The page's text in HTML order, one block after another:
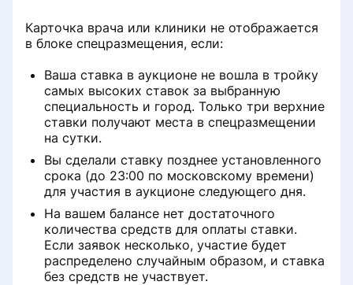
Карточка врача или клиники не отображается
в блоке спецразмещения, если:
Ваша ставка в аукционе не вошла в тройку
самых высоких ставок за выбранную
специальность и город. Только три верхние
ставки получают места в спецразмещении
на сутки.
Вы сделали ставку позднее установленного
срока (до 23:00 по московскому времени)
для участия в аукционе следующего дня.
На вашем балансе нет достаточного
количества средств для оплаты ставки.
Если заявок несколько, участие будет
распределено случайным образом, и ставка
без средств не участвует.